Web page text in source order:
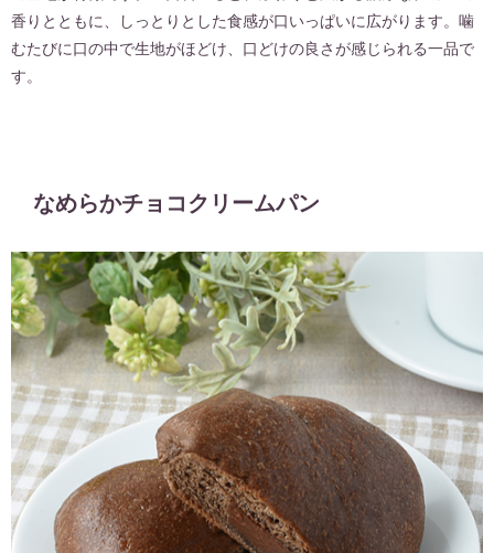
香りとともに、しっとりとした食感が口いっぱいに広がります。噛
むたびに口の中で生地がほどけ、口どけの良さが感じられる一品で
す。
なめらかチョコクリームパン